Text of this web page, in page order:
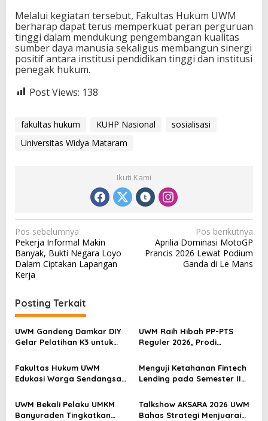
Melalui kegiatan tersebut, Fakultas Hukum UWM
berharap dapat terus memperkuat peran perguruan
tinggi dalam mendukung pengembangan kualitas
sumber daya manusia sekaligus membangun sinergi
positif antara institusi pendidikan tinggi dan institusi
penegak hukum.
Post Views: 138
fakultas hukum KUHP Nasional
sosialisasi
Universitas Widya Mataram
Ikuti Kami
N
a
v
i
g
a
s
i
p
o
s
Pos sebelumnya
Pekerja Informal Makin
Banyak, Bukti Negara Loyo
Dalam Ciptakan Lapangan
Kerja
Pos berikutnya
Aprilia Dominasi MotoGP
Prancis 2026 Lewat Podium
Ganda di Le Mans
Posting Terkait
UWM Gandeng Damkar DIY
Gelar Pelatihan K3 untuk
Darurat di Kampus
UWM Raih Hibah PP-PTS
Reguler 2026, Prodi
Sasaran Penguatan
Fakultas Hukum UWM
Edukasi Warga Sendangsari
Kenalkan Program Beasiswa
Menguji Ketahanan Fintech
Lending pada Semester II
UWM Bekali Pelaku UMKM
Banyuraden Tingkatkan
Talkshow AKSARA 2026 UWM
Bahas Strategi Menjuarai